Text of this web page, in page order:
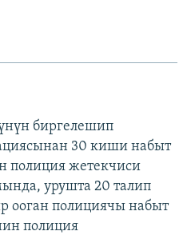
биргелешип
30 киши набыт
полиция жетекчиси
урушта 20 талип
ооган полициячы набыт
полиция